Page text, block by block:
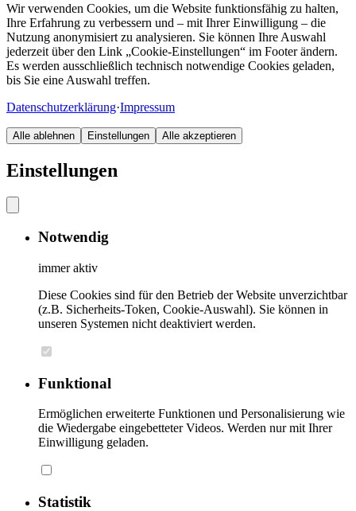
Wir verwenden Cookies, um die Website funktionsfähig zu halten,
Ihre Erfahrung zu verbessern und – mit Ihrer Einwilligung – die
Nutzung anonymisiert zu analysieren. Sie können Ihre Auswahl
jederzeit über den Link „Cookie-Einstellungen“ im Footer ändern.
Es werden ausschließlich technisch notwendige Cookies geladen,
bis Sie eine Auswahl treffen.
Datenschutzerklärung·Impressum
Alle ablehnen Einstellungen Alle akzeptieren
Einstellungen
Notwendig
immer aktiv
Diese Cookies sind für den Betrieb der Website unverzichtbar
(z.B. Sicherheits-Token, Cookie-Auswahl). Sie können in
unseren Systemen nicht deaktiviert werden.
Funktional
Ermöglichen erweiterte Funktionen und Personalisierung wie
die Wiedergabe eingebetteter Videos. Werden nur mit Ihrer
Einwilligung geladen.
Statistik